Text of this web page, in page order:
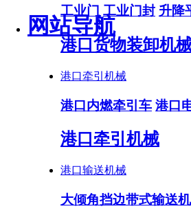
网站导航
工业门 工业门封 升降
港口货物装卸机
港口牵引机械
港口内燃牵引车 港口
港口牵引机械
港口输送机械
大倾角挡边带式输送机